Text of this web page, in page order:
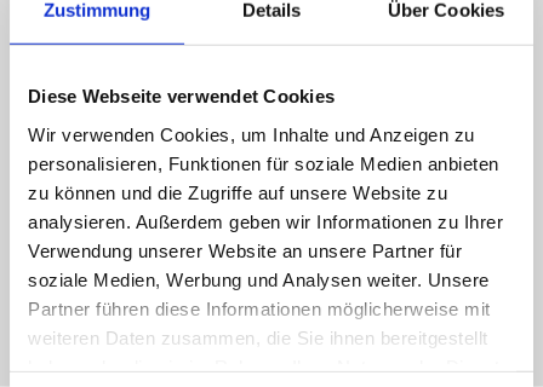
Zustimmung Details Über Cookies
Diese Webseite verwendet Cookies
Wir verwenden Cookies, um Inhalte und Anzeigen zu
personalisieren, Funktionen für soziale Medien anbieten
zu können und die Zugriffe auf unsere Website zu
analysieren. Außerdem geben wir Informationen zu Ihrer
Verwendung unserer Website an unsere Partner für
soziale Medien, Werbung und Analysen weiter. Unsere
Partner führen diese Informationen möglicherweise mit
weiteren Daten zusammen, die Sie ihnen bereitgestellt